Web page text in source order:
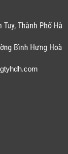
Thành Phố Hà
Bình Hưng Hoà